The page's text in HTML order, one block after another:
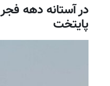
در آستانه دهه
پایتخت